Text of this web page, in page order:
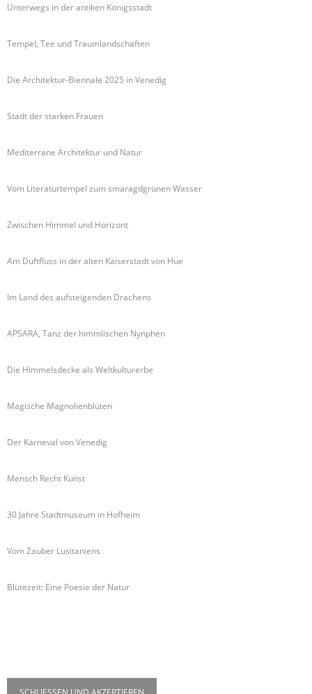
Unterwegs in der antiken Königsstadt
Tempel, Tee und Traumlandschaften
Die Architektur-Biennale 2025 in Venedig
Stadt der starken Frauen
Mediterrane Architektur und Natur
Vom Literaturtempel zum smaragdgrünen Wasser
Zwischen Himmel und Horizont
Am Duftfluss in der alten Kaiserstadt von Hue
Im Land des aufsteigenden Drachens
APSARA, Tanz der himmlischen Nynphen
Die Himmelsdecke als Weltkulturerbe
Magische Magnolienblüten
Der Karneval von Venedig
Mensch Recht Kunst
30 Jahre Stadtmuseum in Hofheim
Vom Zauber Lusitaniens
Blütezeit: Eine Poesie der Natur